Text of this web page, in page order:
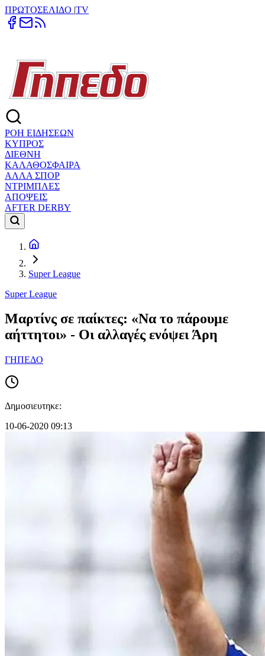
ΠΡΩΤΟΣΕΛΙΔΟ |TV
ΡΟΗ ΕΙΔΗΣΕΩΝ
ΚΥΠΡΟΣ
ΔΙΕΘΝΗ
ΚΑΛΑΘΟΣΦΑΙΡΑ
ΑΛΛΑ ΣΠΟΡ
ΝΤΡΙΜΠΛΕΣ
ΑΠΟΨΕΙΣ
AFTER DERBY
Super League
Super League
Μαρτίνς σε παίκτες: «Να το πάρουμε
αήττητοι» - Οι αλλαγές ενόψει Άρη
ΓΗΠΕΔΟ
Δημοσιευτηκε:
10-06-2020 09:13